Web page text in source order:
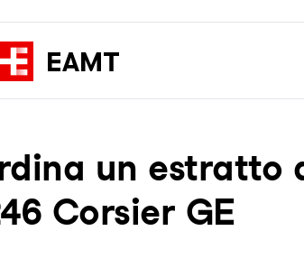
un es­trat­to
Corsier GE